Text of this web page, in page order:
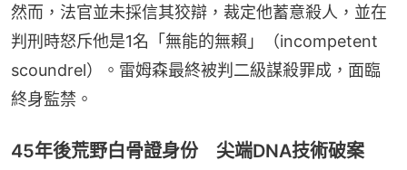
然而，法官並未採信其狡辯，裁定他蓄意殺人，並在
判刑時怒斥他是1名「無能的無賴」（incompetent
scoundrel）。雷姆森最終被判二級謀殺罪成，面臨
終身監禁。
45年後荒野白骨證身份 尖端DNA技術破案